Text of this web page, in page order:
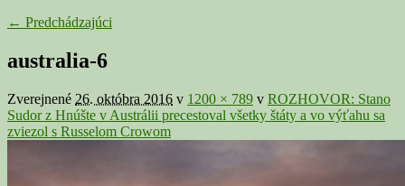
Navigácia
galérii
← Predchádzajúci
australia-6
Zverejnené 26. októbra 2016 v 1200 × 789 v ROZHOVOR: Stano
Sudor z Hnúšte v Austrálii precestoval všetky štáty a vo výťahu sa
zviezol s Russelom Crowom